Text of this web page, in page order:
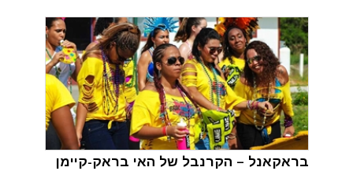
בראקאנל – הקרנבל של האי בראק-קיימן